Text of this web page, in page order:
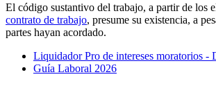
El código sustantivo del trabajo, a partir de los
contrato de trabajo, presume su existencia, a
partes hayan acordado.
Liquidador Pro de intereses moratorios -
Guía Laboral 2026